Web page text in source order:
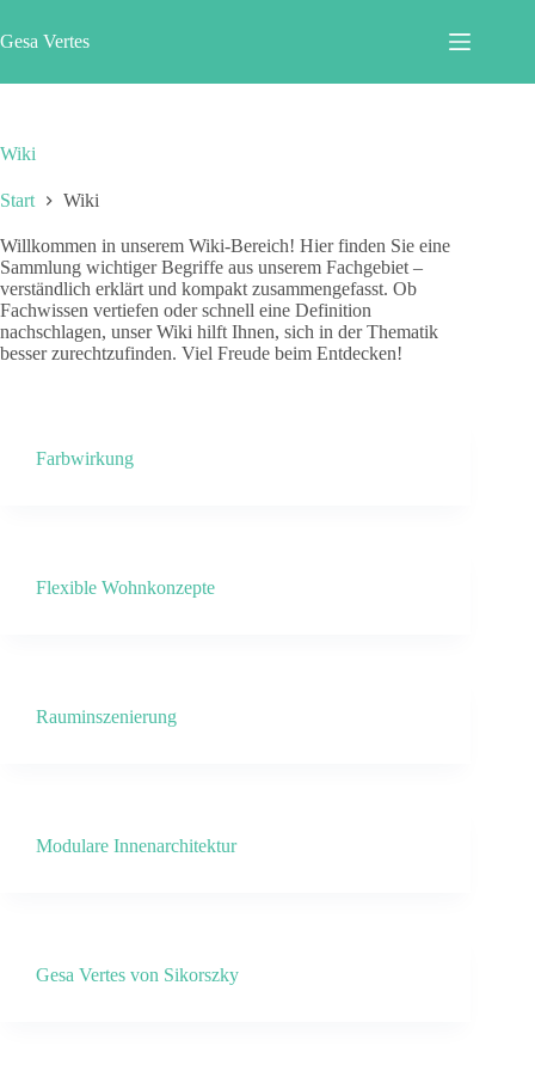
Inhalt
springen
Gesa Vertes
Wiki
Start Wiki
Willkommen in unserem Wiki-Bereich! Hier finden Sie eine
Sammlung wichtiger Begriffe aus unserem Fachgebiet –
verständlich erklärt und kompakt zusammengefasst. Ob
Fachwissen vertiefen oder schnell eine Definition
nachschlagen, unser Wiki hilft Ihnen, sich in der Thematik
besser zurechtzufinden. Viel Freude beim Entdecken!
Farbwirkung
Flexible Wohnkonzepte
Rauminszenierung
Modulare Innenarchitektur
Gesa Vertes von Sikorszky